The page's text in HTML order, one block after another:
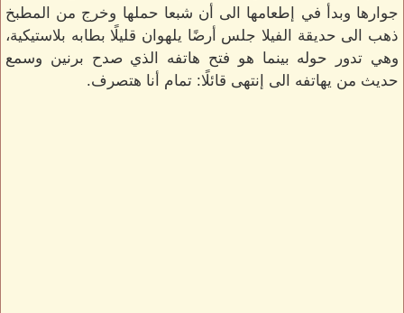
جوارها وبدأ في إطعامها الى أن شبعا حملها وخرج من المطبخ
ذهب الى حديقة الفيلا جلس أرضًا يلهوان قليلًا بطابه بلاستيكية،
وهي تدور حوله بينما هو فتح هاتفه الذي صدح برنين وسمع
حديث من يهاتفه الى إنتهى قائلًا: تمام أنا هتصرف.